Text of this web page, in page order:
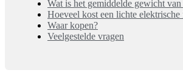
Wat is het gemiddelde gewicht van
Hoeveel kost een lichte elektrische
Waar kopen?
Veelgestelde vragen